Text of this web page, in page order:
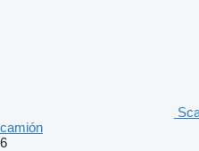
camión
6